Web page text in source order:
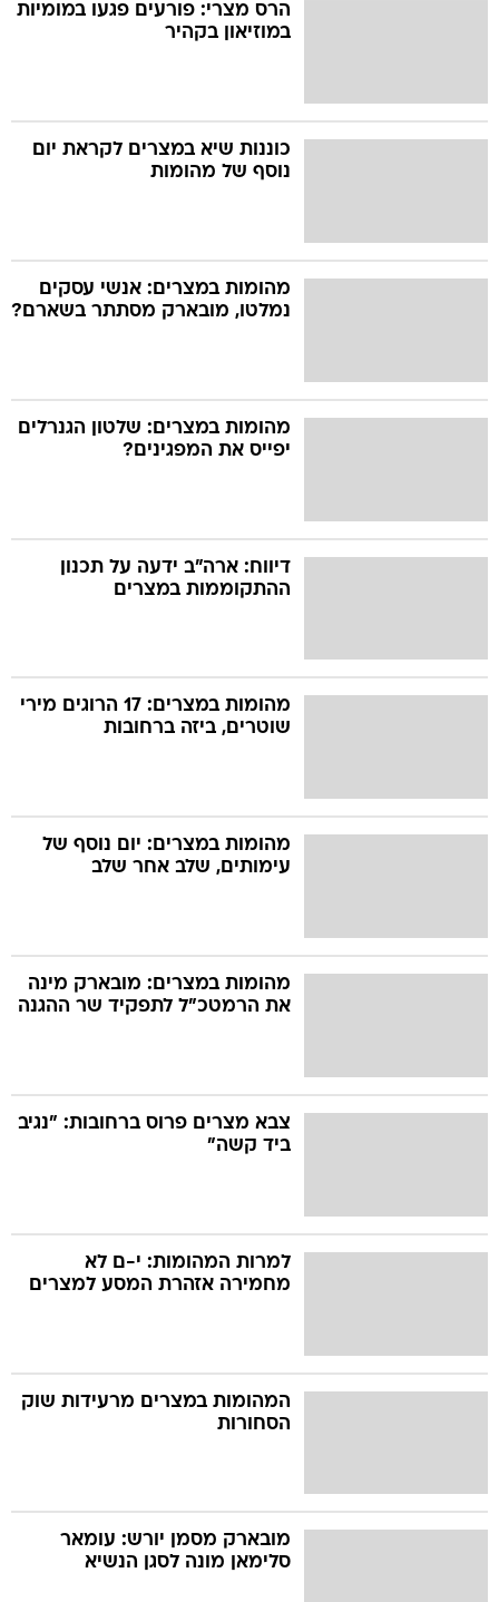
הרס מצרי: פורעים פגעו במומיות
במוזיאון בקהיר
כוננות שיא במצרים לקראת יום
נוסף של מהומות
מהומות במצרים: אנשי עסקים
נמלטו, מובארק מסתתר בשארם?
מהומות במצרים: שלטון הגנרלים
יפייס את המפגינים?
דיווח: ארה"ב ידעה על תכנון
ההתקוממות במצרים
מהומות במצרים: 17 הרוגים מירי
שוטרים, ביזה ברחובות
מהומות במצרים: יום נוסף של
עימותים, שלב אחר שלב
מהומות במצרים: מובארק מינה
את הרמטכ"ל לתפקיד שר ההגנה
צבא מצרים פרוס ברחובות: "נגיב
ביד קשה"
למרות המהומות: י-ם לא
מחמירה אזהרת המסע למצרים
המהומות במצרים מרעידות שוק
הסחורות
מובארק מסמן יורש: עומאר
סלימאן מונה לסגן הנשיא